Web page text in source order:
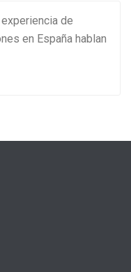
de
en España hablan